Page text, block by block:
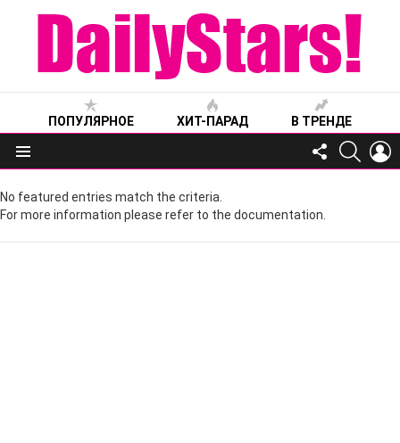
ПОПУЛЯРНОЕ ХИТ-ПАРАД В ТРЕНДЕ
Меню
FOLLOW
US
No featured entries match the criteria.
For more information please refer to the documentation.